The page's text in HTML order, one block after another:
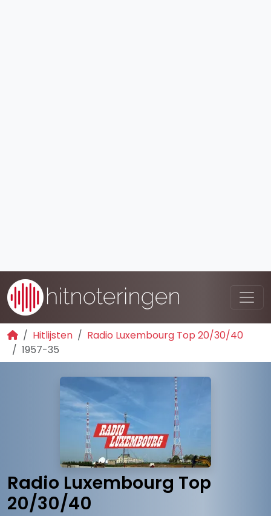
Hitlijsten
Radio Luxembourg Top 20/30/40
1957-35
Radio Luxembourg Top
20/30/40